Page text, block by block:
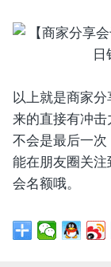
以上就是商家
来的直接有冲
不会是最后一次
能在朋友圈关
会名额哦。